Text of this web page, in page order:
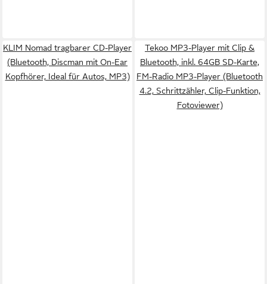
KLIM Nomad tragbarer CD-Player
(Bluetooth, Discman mit On-Ear
Kopfhörer, Ideal für Autos, MP3)
Tekoo MP3-Player mit Clip &
Bluetooth, inkl. 64GB SD-Karte,
FM-Radio MP3-Player (Bluetooth
4.2, Schrittzähler, Clip-Funktion,
Fotoviewer)